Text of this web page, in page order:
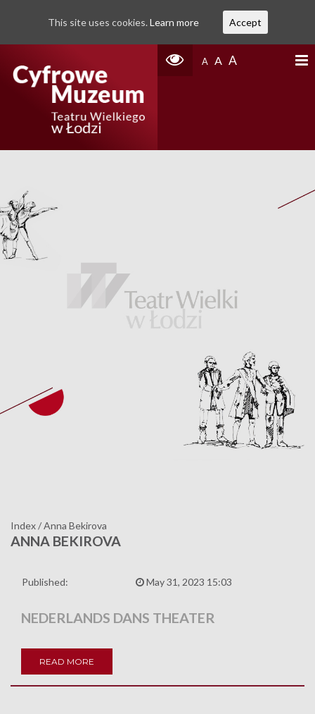
A A A
Index/Anna Bekirova
ANNA BEKIROVA
Published: May 31, 2023 15:03
NEDERLANDS DANS THEATER
READ MORE
This site uses cookies. Learn more Accept